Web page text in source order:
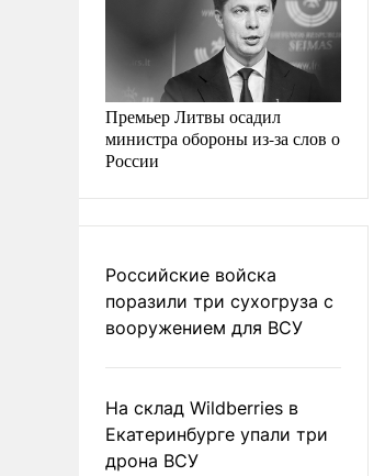
Премьер Литвы осадил
министра обороны из-за слов о
России
Российские войска
поразили три сухогруза с
вооружением для ВСУ
На склад Wildberries в
Екатеринбурге упали три
дрона ВСУ